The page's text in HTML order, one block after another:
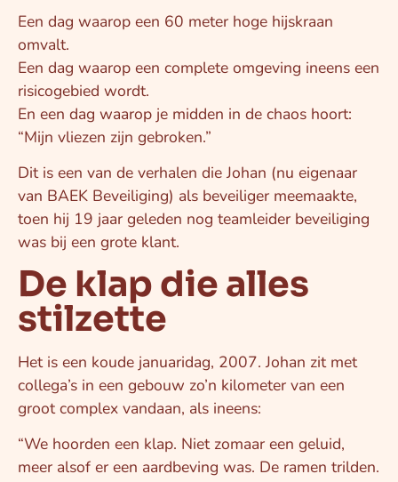
Een dag waarop een 60 meter hoge hijskraan
omvalt.
Een dag waarop een complete omgeving ineens een
risicogebied wordt.
En een dag waarop je midden in de chaos hoort:
“Mijn vliezen zijn gebroken.”
Dit is een van de verhalen die Johan (nu eigenaar
van BAEK Beveiliging) als beveiliger meemaakte,
toen hij 19 jaar geleden nog teamleider beveiliging
was bij een grote klant.
De klap die alles
stilzette
Het is een koude januaridag, 2007. Johan zit met
collega’s in een gebouw zo’n kilometer van een
groot complex vandaan, als ineens:
“We hoorden een klap. Niet zomaar een geluid,
meer alsof er een aardbeving was. De ramen trilden.